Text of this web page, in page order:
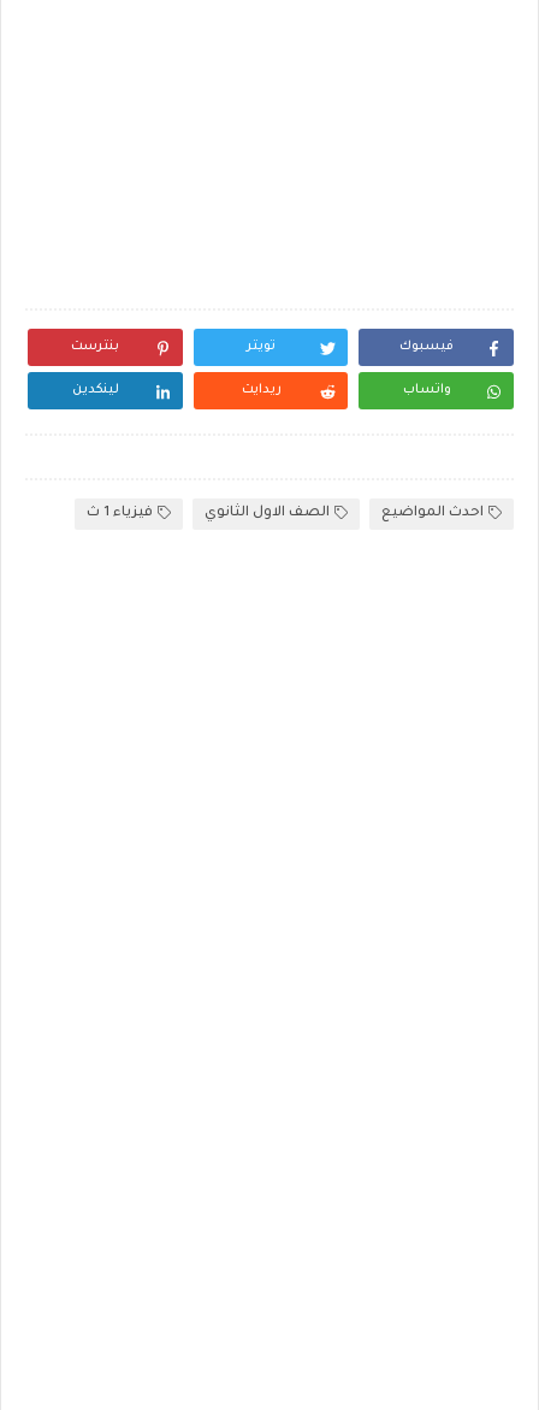
فيسبوك تويتر بنترست
واتساب ريدايت لينكدين
احدث المواضيع الصف الاول الثانوي فيزياء 1 ث